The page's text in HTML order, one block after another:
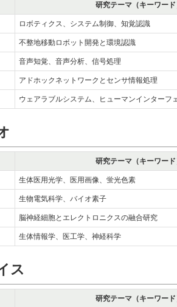
研究テーマ（キーワード
ロボティクス、システム制御、知覚認識
不整地移動ロボット開発と環境認識
音声知覚、音声分析、信号処理
アドホックネットワークとセンサ情報処理
ウェアラブルシステム、ヒューマンインターフ
研究テーマ（キーワード
生体医用光学、医用画像、蛍光色素
生物電気科学、バイオ素子
脳神経細胞とエレクトロニクスの融合研究
生体情報学、医工学、神経科学
ス
研究テーマ（キーワード